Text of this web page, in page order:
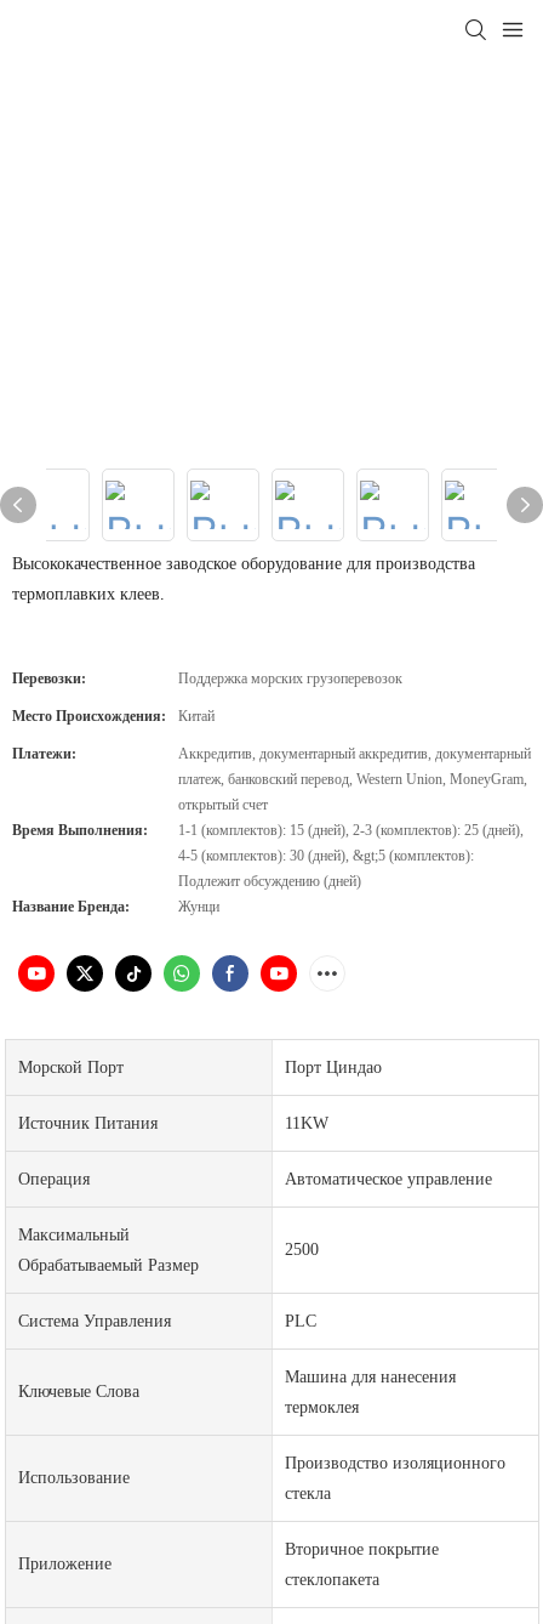
Высококачественное заводское оборудование для производства
термоплавких клеев.
Перевозки: Поддержка морских грузоперевозок
Место Происхождения: Китай
Платежи:
Аккредитив, документарный аккредитив, документарный
платеж, банковский перевод, Western Union, MoneyGram,
открытый счет
Время Выполнения:
1-1 (комплектов): 15 (дней), 2-3 (комплектов): 25 (дней),
4-5 (комплектов): 30 (дней), &gt;5 (комплектов):
Подлежит обсуждению (дней)
Название Бренда:
Жунци
Морской Порт Порт Циндао
Источник Питания 11KW
Операция Автоматическое управление
Максимальный
Обрабатываемый Размер
2500
Система Управления PLC
Ключевые Слова
Машина для нанесения
термоклея
Использование
Производство изоляционного
стекла
Приложение
Вторичное покрытие
стеклопакета